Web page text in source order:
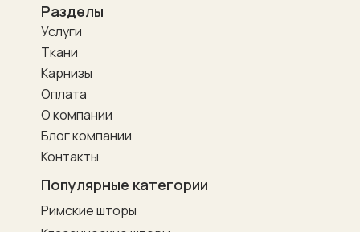
Разделы
О компании
Ткани
Оплата
Услуги
Контакты
Популярные категории
Римские шторы
Карнизы
Блог компании